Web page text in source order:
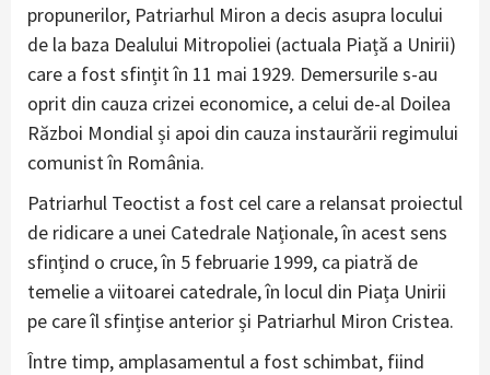
propunerilor, Patriarhul Miron a decis asupra locului
de la baza Dealului Mitropoliei (actuala Piață a Unirii)
care a fost sfințit în 11 mai 1929. Demersurile s-au
oprit din cauza crizei economice, a celui de-al Doilea
Război Mondial și apoi din cauza instaurării regimului
comunist în România.
Patriarhul Teoctist a fost cel care a relansat proiectul
de ridicare a unei Catedrale Naționale, în acest sens
sfințind o cruce, în 5 februarie 1999, ca piatră de
temelie a viitoarei catedrale, în locul din Piața Unirii
pe care îl sfințise anterior și Patriarhul Miron Cristea.
Între timp, amplasamentul a fost schimbat, fiind